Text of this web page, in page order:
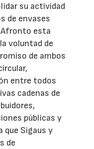
su actividad
de envases
Afronto esta
voluntad de
de ambos
entre todos
cadenas de
públicas y
que Sigaus y
de